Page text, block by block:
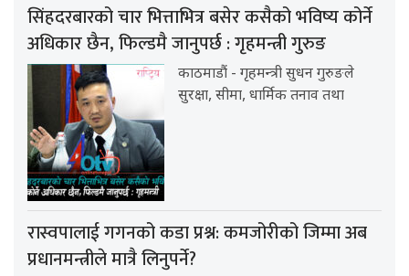
सिंहदरबारको चार भित्ताभित्र बसेर कसैको भविष्य कोर्ने
अधिकार छैन, फिल्डमै जानुपर्छ : गृहमन्त्री गुरुङ
काठमाडौं - गृहमन्त्री सुधन गुरुङले
सुरक्षा, सीमा, धार्मिक तनाव तथा
रास्वपालाई गगनको कडा प्रश्न: कमजोरीको जिम्मा अब
प्रधानमन्त्रीले मात्रै लिनुपर्ने?